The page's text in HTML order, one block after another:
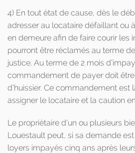
4) En tout état de cause, dès le
adresser au locataire défaillant ou
en demeure afin de faire courir les
pourront être réclamés au terme
justice. Au terme de 2 mois
commandement de payer doit
d’huissier. Ce commandement est
assigner le locataire et la caution
Le propriétaire d'un ou plusieurs
Louestault peut, si sa demande
loyers impayés cinq ans après